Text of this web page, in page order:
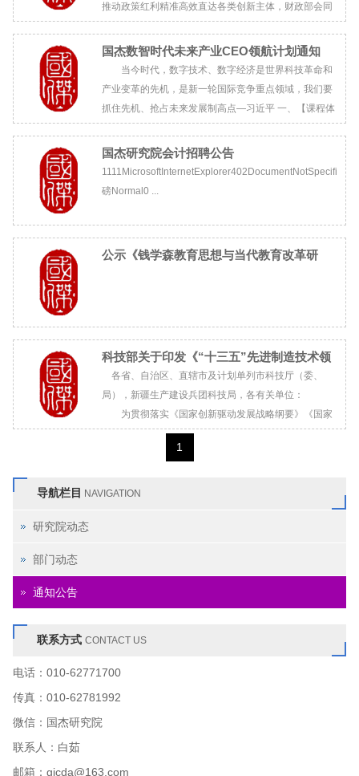
推动政策红利精准高效直达各类创新主体，财政部会同
科技创新的主...
国杰数智时代未来产业CEO领航计划通知
当今时代，数字技术、数字经济是世界科技革命和
产业变革的先机，是新一轮国际竞争重点领域，我们要
抓住先机、抢占未来发展制高点—习近平 一、【课程体
国杰研究院会计招聘公告
磅Normal0 ...
公示《钱学森教育思想与当代教育改革研
科技部关于印发《“十三五”先进制造技术领
域科技创新专项规划》
各省、自治区、直辖市及计划单列市科技厅（委、
局），新疆生产建设兵团科技局，各有关单位：
为贯彻落实《国家创新驱动发展战略纲要》《国家
中长期科学和技术发展规划纲要（2006-2020年）》
1
导航栏目 NAVIGATION
研究院动态
部门动态
通知公告
联系方式 CONTACT US
电话：010-62771700
传真：010-62781992
微信：国杰研究院
联系人：白茹
邮箱：gjcda@163.com